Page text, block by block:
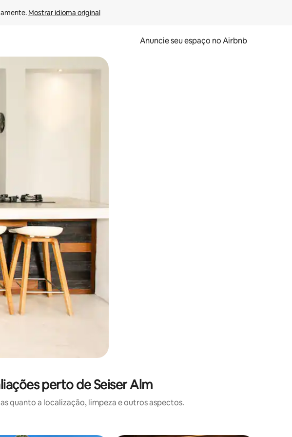
Mostrar idioma original
Anuncie seu espaço no Airbnb
teclado ou tocando e deslizando o dedo na tela.
perto de Seiser Alm
quanto a localização, limpeza e outros aspectos.